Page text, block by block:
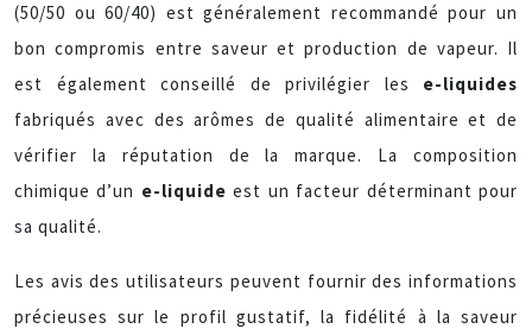
(50/50 ou 60/40) est généralement recommandé pour un
bon compromis entre saveur et production de vapeur. Il
est également conseillé de privilégier les e-liquides
fabriqués avec des arômes de qualité alimentaire et de
vérifier la réputation de la marque. La composition
chimique d’un e-liquideest un facteur déterminant pour
sa qualité.
Les avis des utilisateurs peuvent fournir des informations
précieuses sur le profil gustatif, la fidélité à la saveur